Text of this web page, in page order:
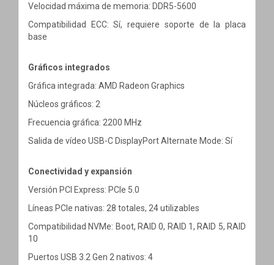
Velocidad máxima de memoria: DDR5-5600
Compatibilidad ECC: Sí, requiere soporte de la placa
base
Gráficos integrados
Gráfica integrada: AMD Radeon Graphics
Núcleos gráficos: 2
Frecuencia gráfica: 2200 MHz
Salida de vídeo USB-C DisplayPort Alternate Mode: Sí
Conectividad y expansión
Versión PCI Express: PCIe 5.0
Líneas PCIe nativas: 28 totales, 24 utilizables
Compatibilidad NVMe: Boot, RAID 0, RAID 1, RAID 5, RAID
10
Puertos USB 3.2 Gen 2 nativos: 4